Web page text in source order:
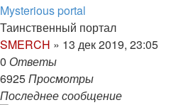
Mysterious portal
Таинственный портал
SMERCH » 13 дек 2019, 23:05
0 Ответы
6925Просмотры
Последнее сообщение